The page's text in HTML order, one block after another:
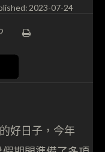
2023-07-24
好日子，今年